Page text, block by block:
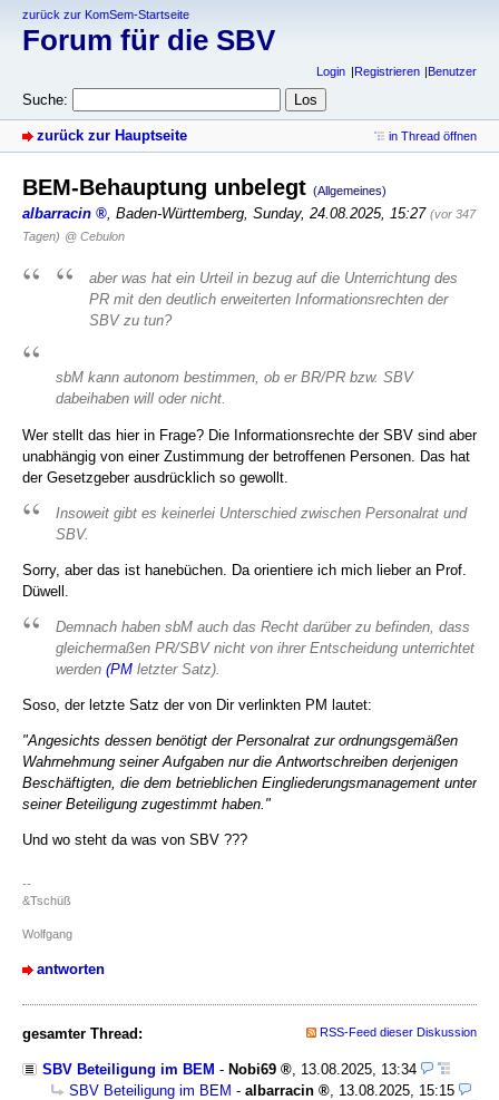
zurück zur KomSem-Startseite
Forum für die SBV
Login Registrieren Benutzer
Suche:
zurück zur Hauptseite in Thread öffnen
BEM-Behauptung unbelegt (Allgemeines)
albarracin , Baden-Württemberg, Sunday, 24.08.2025, 15:27 (vor 347
Tagen) @ Cebulon
aber was hat ein Urteil in bezug auf die Unterrichtung des
PR mit den deutlich erweiterten Informationsrechten der
SBV zu tun?
sbM kann autonom bestimmen, ob er BR/PR bzw. SBV
dabeihaben will oder nicht.
Wer stellt das hier in Frage? Die Informationsrechte der SBV sind aber
unabhängig von einer Zustimmung der betroffenen Personen. Das hat
der Gesetzgeber ausdrücklich so gewollt.
Insoweit gibt es keinerlei Unterschied zwischen Personalrat und
SBV.
Sorry, aber das ist hanebüchen. Da orientiere ich mich lieber an Prof.
Düwell.
Demnach haben sbM auch das Recht darüber zu befinden, dass
gleichermaßen PR/SBV nicht von ihrer Entscheidung unterrichtet
werden (PM letzter Satz).
Soso, der letzte Satz der von Dir verlinkten PM lautet:
"Angesichts dessen benötigt der Personalrat zur ordnungsgemäßen
Wahrnehmung seiner Aufgaben nur die Antwortschreiben derjenigen
Beschäftigten, die dem betrieblichen Eingliederungsmanagement unter
seiner Beteiligung zugestimmt haben."
Und wo steht da was von SBV ???
--
&Tschüß
Wolfgang
antworten
gesamter Thread: RSS-Feed dieser Diskussion
SBV Beteiligung im BEM - Nobi69
13.08.2025, 13:34
SBV Beteiligung im BEM - albarracin
13.08.2025, 15:15